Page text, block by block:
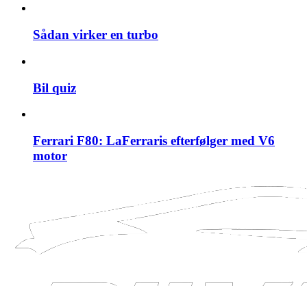
Sådan virker en turbo
Bil quiz
Ferrari F80: LaFerraris efterfølger med V6
motor